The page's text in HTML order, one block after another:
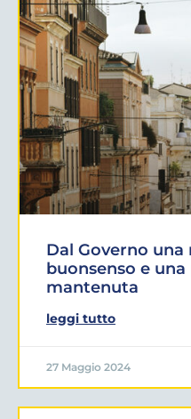
Dal Governo una
buonsenso e una
mantenuta
leggi tutto
27 Maggio 2024